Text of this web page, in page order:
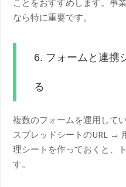
ことをおすすめします。事
なら特に重要です。
6. フォームと連携
る
複数のフォームを運用して
スプレッドシートのURL →
理シートを作っておくと、
す。